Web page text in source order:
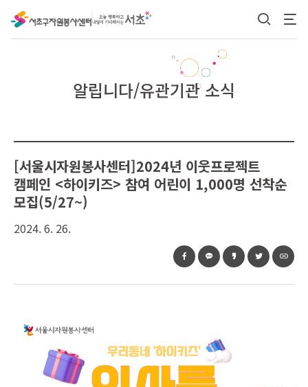
알립니다/유관기관 소식
[서울시자원봉사센터]2024년 이웃프로젝트
캠페인 <하이키즈> 참여 어린이 1,000명 선착순
모집(5/27~)
2024. 6. 26.